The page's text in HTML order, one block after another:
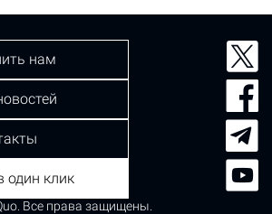
Все права защищены.
нам
один клик